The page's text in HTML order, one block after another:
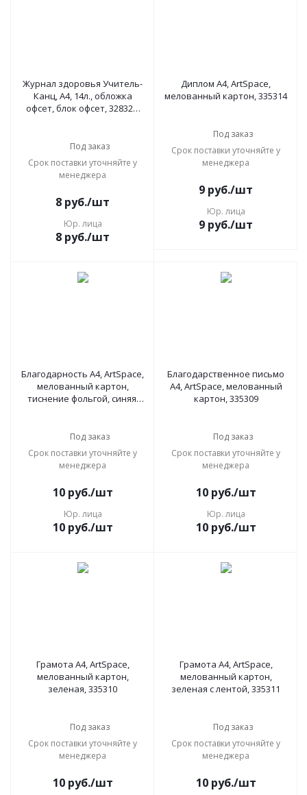
Журнал здоровья Учитель-
Канц, А4, 14л., обложка
офсет, блок офсет, 328329,
Под заказ
Срок поставки уточняйте у
менеджера
8 руб./шт
Юр. лица
8 руб./шт
Диплом А4, ArtSpace,
мелованный картон, 335314
Под заказ
Срок поставки уточняйте у
менеджера
9 руб./шт
Юр. лица
9 руб./шт
Благодарность А4, ArtSpace,
мелованный картон,
тиснение фольгой, синяя,
Под заказ
Срок поставки уточняйте у
менеджера
10руб./шт
Юр. лица
10руб./шт
Благодарственное письмо
А4, ArtSpace, мелованный
картон, 335309
Под заказ
Срок поставки уточняйте у
менеджера
10руб./шт
Юр. лица
10руб./шт
Грамота А4, ArtSpace,
мелованный картон,
зеленая, 335310
Под заказ
Срок поставки уточняйте у
менеджера
10руб./шт
Грамота А4, ArtSpace,
мелованный картон,
зеленая с лентой, 335311
Под заказ
Срок поставки уточняйте у
менеджера
10руб./шт